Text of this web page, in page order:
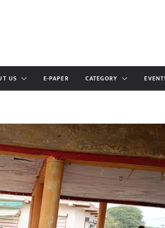
US E-PAPER CATEGORY